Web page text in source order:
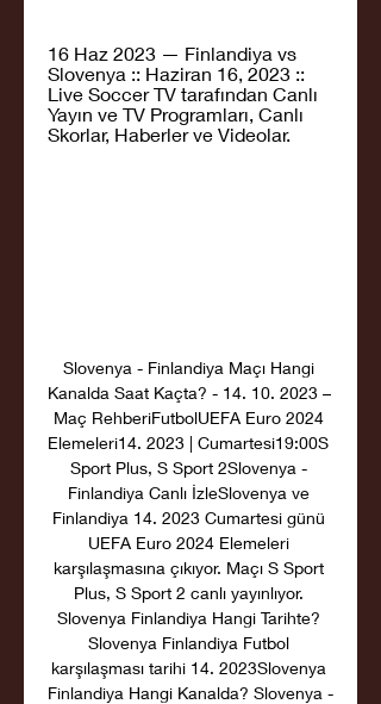
16 Haz 2023 — Finlandiya vs
Slovenya :: Haziran 16, 2023 ::
Live Soccer TV tarafından Canlı
Yayın ve TV Programları, Canlı
Skorlar, Haberler ve Videolar.
Slovenya - Finlandiya Maçı Hangi
Kanalda Saat Kaçta? - 14. 10. 2023 –
Maç RehberiFutbolUEFA Euro 2024
Elemeleri14. 2023 | Cumartesi19:00S
Sport Plus, S Sport 2Slovenya -
Finlandiya Canlı İzleSlovenya ve
Finlandiya 14. 2023 Cumartesi günü
UEFA Euro 2024 Elemeleri
karşılaşmasına çıkıyor. Maçı S Sport
Plus, S Sport 2 canlı yayınlıyor.
Slovenya Finlandiya Hangi Tarihte?
Slovenya Finlandiya Futbol
karşılaşması tarihi 14. 2023Slovenya
Finlandiya Hangi Kanalda? Slovenya -